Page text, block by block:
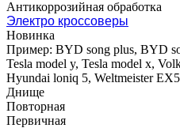
Антикоррозийная обработка
Электро кроссоверы
Новинка
Пример: BYD song plus, BYD
Tesla model y, Tesla model x,
Hyundai loniq 5, Weltmeister
Днище
Повторная
Первичная